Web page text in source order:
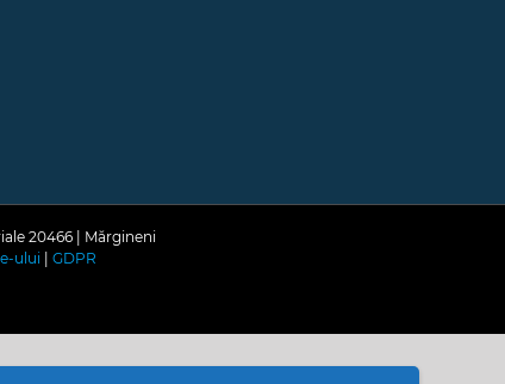
20466 | Mărgineni
ului
GDPR